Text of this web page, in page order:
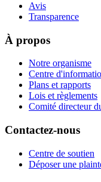
Avis
Transparence
À propos
Notre organisme
Centre
Plans et rapports
Lois et règlements
Comité directeur
Contactez-nous
Centre de soutien
Déposer une